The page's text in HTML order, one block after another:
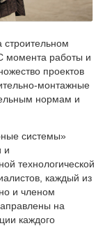
момента работы и
проектов
монтажные
нормам и
системы»
и
технологической
каждый из
и членом
на
каждого